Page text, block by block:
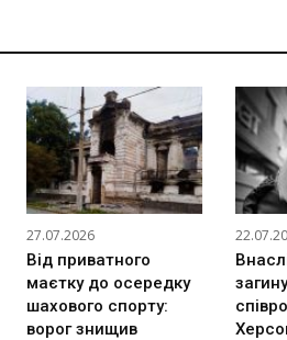
27.07.2026
Від приватного
маєтку до осередку
шахового спорту:
ворог знищив